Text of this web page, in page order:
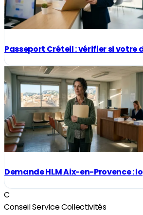
Passeport Créteil : vérifier si votre
Demande HLM Aix-en-Provence :
C
Conseil Service Collectivités